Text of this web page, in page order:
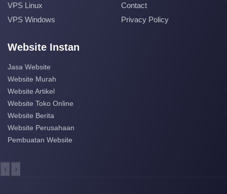
VPS Linux
VPS Windows
Contact
Privacy Policy
Website Instan
Jasa Website
Website Murah
Website Artikel
Website Toko Online
Website Berita
Website Perusahaan
Pembuatan Website
‹ ›